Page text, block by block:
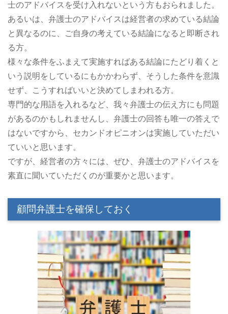
士のアドバイスを受け入れないという方もおられました。
あるいは、弁護士のアドバイスは経営者の求めている結論
と異なるのに、ご自身の考えている結論になると即断され
る方。
様々な条件をふまえて実施すればある結論にたどり着くと
いう説明をしているにもかかわらず、そうした条件を意識
せず、こうすればいいと決めてしまわれる方。
専門的な用語を入れるなど、我々弁護士の伝え方にも問題
があるのかもしれませんし、弁護士の回答も唯一の答えで
はないですから、セカンドオピニオンは実施していただい
ていいと思います。
ですが、経営者の方々には、ぜひ、弁護士のアドバイスを
素直に聞いていただくのが重要かと思います。
顧問弁護士を確保しておく